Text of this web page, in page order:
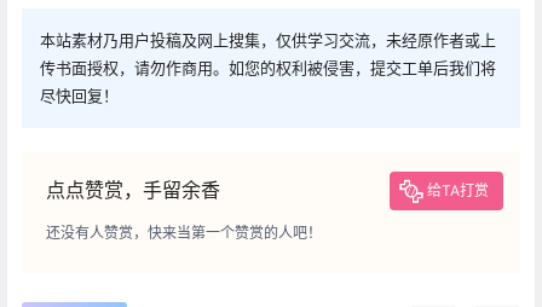
本站素材乃用户投稿及网上搜集，仅供学习交流，未经原作者或上
传书面授权，请勿作商用。如您的权利被侵害，提交工单后我们将
尽快回复！
点点赞赏，手留余香 给TA打赏
还没有人赞赏，快来当第一个赞赏的人吧！